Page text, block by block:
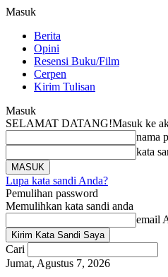
Masuk
Berita
Opini
Resensi Buku/Film
Cerpen
Kirim Tulisan
Masuk
SELAMAT DATANG!Masuk ke
nama
kata
Lupa kata sandi Anda?
Pemulihan password
Memulihkan kata sandi anda
email
Cari
Jumat, Agustus 7, 2026